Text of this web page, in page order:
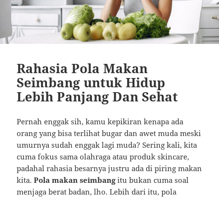
Rahasia Pola Makan
Seimbang untuk Hidup
Lebih Panjang Dan Sehat
Pernah enggak sih, kamu kepikiran kenapa ada
orang yang bisa terlihat bugar dan awet muda meski
umurnya sudah enggak lagi muda? Sering kali, kita
cuma fokus sama olahraga atau produk skincare,
padahal rahasia besarnya justru ada di piring makan
kita.Pola makan seimbangitu bukan cuma soal
menjaga berat badan, lho. Lebih dari itu, pola